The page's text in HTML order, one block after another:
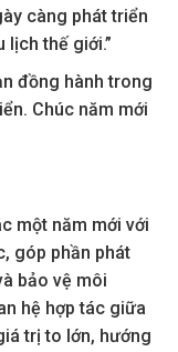
càng phát triển
lịch thế giới.”
đồng hành trong
Chúc năm mới
một năm mới với
góp phần phát
bảo vệ môi
hệ hợp tác giữa
trị to lớn, hướng